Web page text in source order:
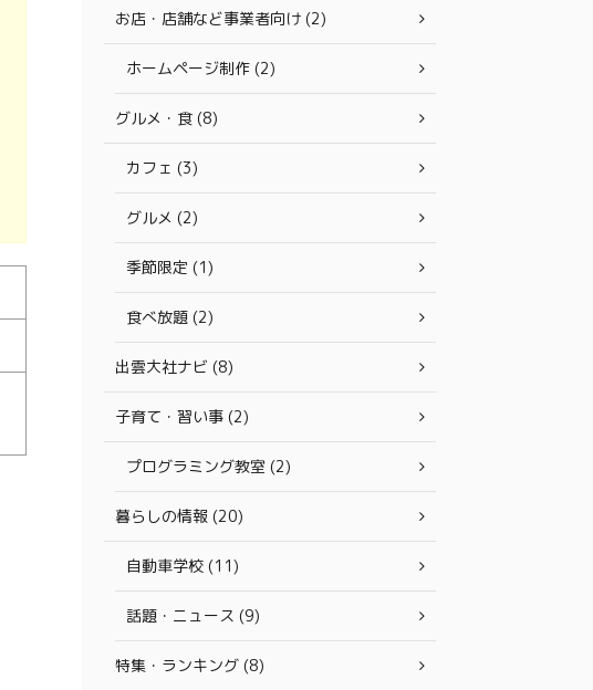
お店・店舗など事業者向け (2)
ホームページ制作 (2)
グルメ・食 (8)
カフェ (3)
グルメ (2)
季節限定 (1)
食べ放題 (2)
出雲大社ナビ (8)
子育て・習い事 (2)
プログラミング教室 (2)
暮らしの情報 (20)
自動車学校 (11)
話題・ニュース (9)
特集・ランキング (8)